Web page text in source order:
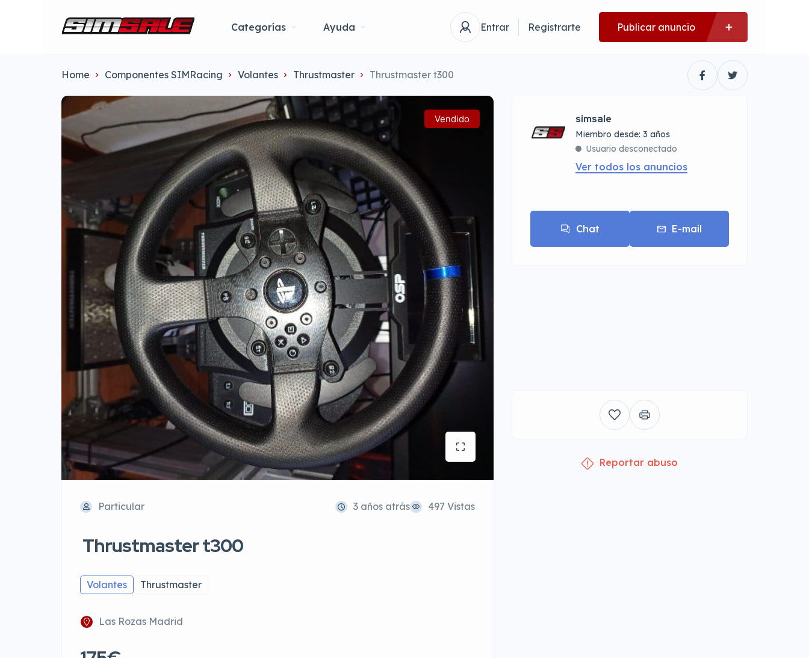
Categorías Ayuda Entrar Registrarte Publicar anuncio
Home Componentes SIMRacing Volantes Thrustmaster Thrustmaster t300
Vendido
Particular 3 años atrás 497 Vistas
Thrustmaster t300
Volantes Thrustmaster
Las Rozas Madrid
simsale
Miembro desde: 3 años
Usuario desconectado
Ver todos los anuncios
Chat E-mail
Reportar abuso